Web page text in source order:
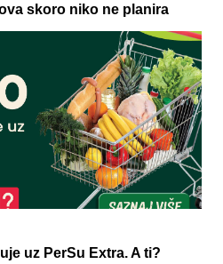
skoro niko ne planira
uz PerSu Extra. A ti?